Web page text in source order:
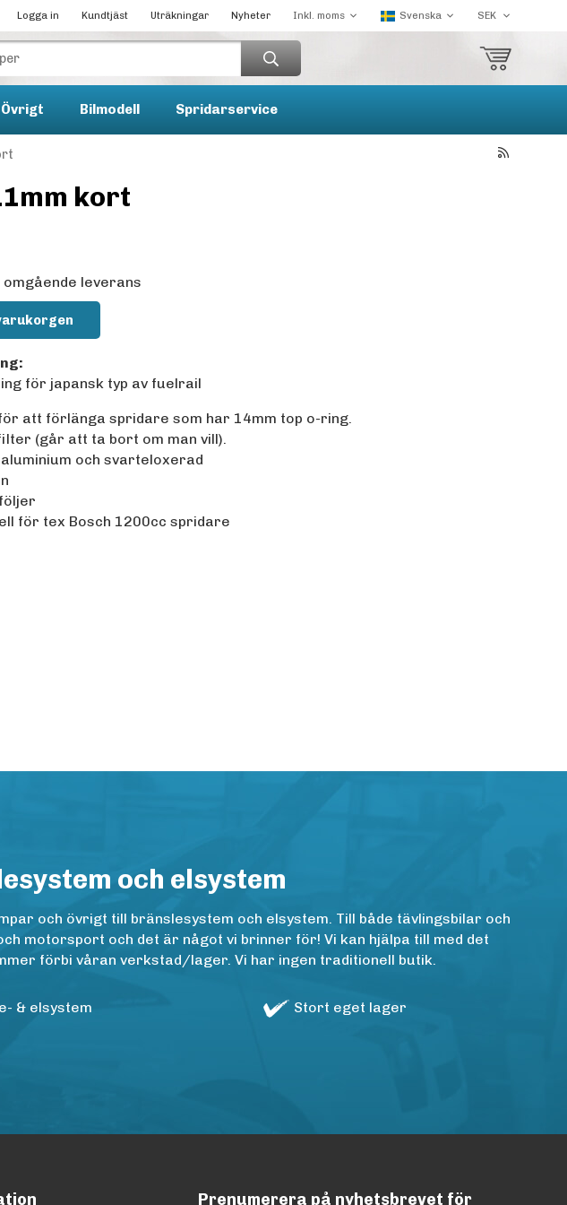
Logga in Kundtjäst Uträkningar Nyheter
Övrigt Bilmodell Spridarservice
kort
leverans
för japansk typ av fuelrail
att förlänga spridare som har 14mm top o-ring.
(går att ta bort om man vill).
och svarteloxerad
för tex Bosch 1200cc spridare
och elsystem
och övrigt till bränslesystem och elsystem. Till både tävlingsbilar och
motorsport och det är något vi brinner för! Vi kan hjälpa till med det
förbi våran verkstad/lager. Vi har ingen traditionell butik.
& elsystem Stort eget lager
Prenumerera på nyhetsbrevet för